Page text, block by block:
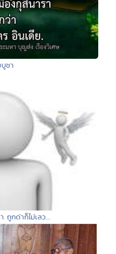
ชา
ถูกด่าก็ไม่เลว...